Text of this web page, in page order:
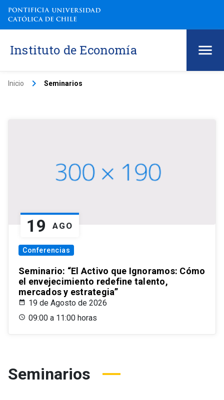
Instituto de Economía
Inicio keyboard_arrow_right Seminarios
19 AGO
Conferencias
Seminario: “El Activo que Ignoramos: Cómo
el envejecimiento redefine talento,
mercados y estrategia”
19 de Agosto de 2026
09:00 a 11:00 horas
Seminarios